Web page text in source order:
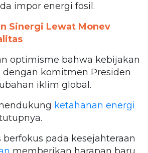
impor energi fosil.
Sinergi Lewat Monev
optimisme bahwa kebijakan
komitmen Presiden
iklim global.
ketahanan energi
pada kesejahteraan